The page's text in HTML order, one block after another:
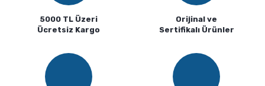
5000 TL Üzeri
Ücretsiz Kargo
Orijinal ve
Sertifikalı Ürünler